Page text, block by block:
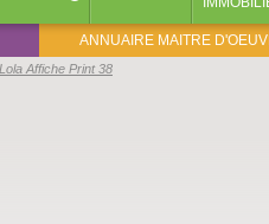
ANNUAIRE MAITRE
Affiche Print 38